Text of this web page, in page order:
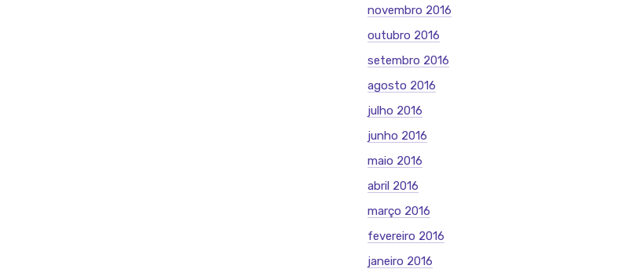
novembro 2016
outubro 2016
setembro 2016
agosto 2016
julho 2016
junho 2016
maio 2016
abril 2016
março 2016
fevereiro 2016
janeiro 2016